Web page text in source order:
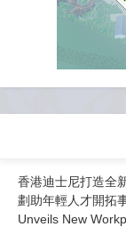
香港迪士尼打造全
劃助年輕人才開拓
Unveils New